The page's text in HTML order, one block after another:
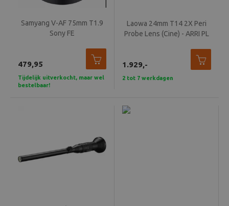
Samyang V-AF 75mm T1.9
Sony FE
479,95
Tijdelijk uitverkocht, maar wel
bestelbaar!
Laowa 24mm T14 2X Peri
Probe Lens (Cine) - ARRI PL
1.929,-
2 tot 7 werkdagen